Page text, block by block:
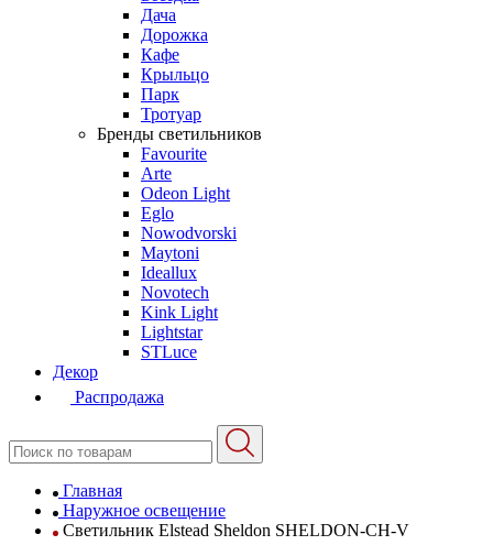
Дача
Дорожка
Кафе
Крыльцо
Парк
Тротуар
Бренды светильников
Favourite
Arte
Odeon Light
Eglo
Nowodvorski
Maytoni
Ideallux
Novotech
Kink Light
Lightstar
STLuce
Декор
Распродажа
Главная
Наружное освещение
Светильник Elstead Sheldon SHELDON-CH-V